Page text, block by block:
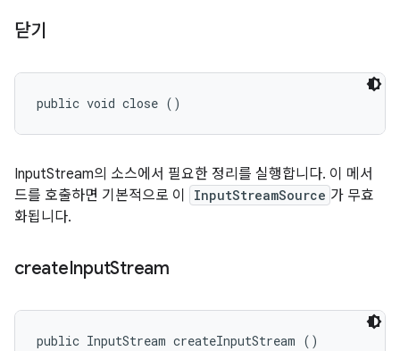
닫기
public void close ()
InputStream의 소스에서 필요한 정리를 실행합니다. 이 메서
드를 호출하면 기본적으로 이
InputStreamSource 가 무효
화됩니다.
createInputStream
public InputStream createInputStream ()